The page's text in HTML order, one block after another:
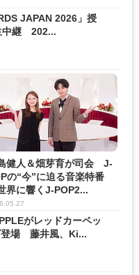
JAPAN 2026」授
中継 202...
健人＆畑芽育が司会 J-
の“今”に迫る音楽特番
界に響くJ-POP2...
がレッドカーペッ
登場 藤井風、Ki...